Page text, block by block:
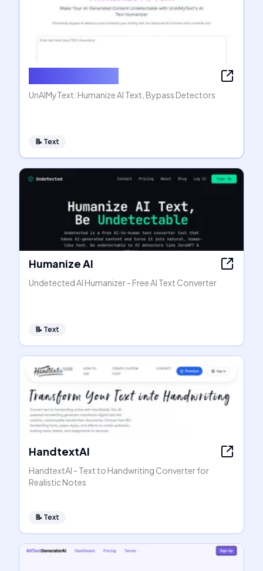
UnAIMyText: Humanize AI Text, Bypass Detectors
📝 Text
Humanize AI
Undetected AI Humanizer - Free AI Text Converter
📝 Text
HandtextAI
HandtextAI - Text to Handwriting Converter for
Realistic Notes
📝 Text